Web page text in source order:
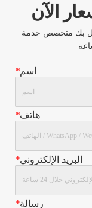
الآن
بك متخصص خدمة
*اسم
*هاتف
*البريد الإلكتروني
*رسالة